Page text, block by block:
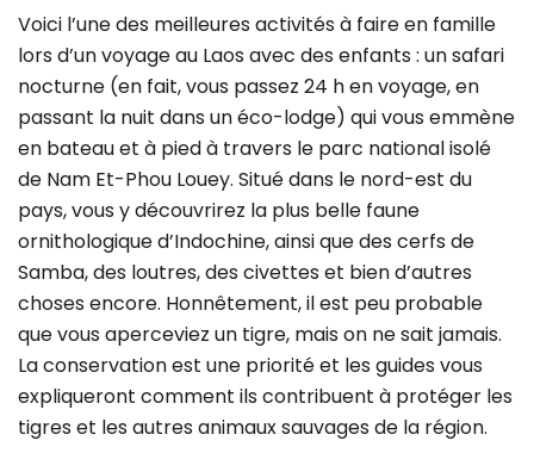
Voici l’une des meilleures activités à faire en famille
lors d’un voyage au Laos avec des enfants : un safari
nocturne (en fait, vous passez 24 h en voyage, en
passant la nuit dans un éco-lodge) qui vous emmène
en bateau et à pied à travers le parc national isolé
de Nam Et-Phou Louey. Situé dans le nord-est du
pays, vous y découvrirez la plus belle faune
ornithologique d’Indochine, ainsi que des cerfs de
Samba, des loutres, des civettes et bien d’autres
choses encore. Honnêtement, il est peu probable
que vous aperceviez un tigre, mais on ne sait jamais.
La conservation est une priorité et les guides vous
expliqueront comment ils contribuent à protéger les
tigres et les autres animaux sauvages de la région.